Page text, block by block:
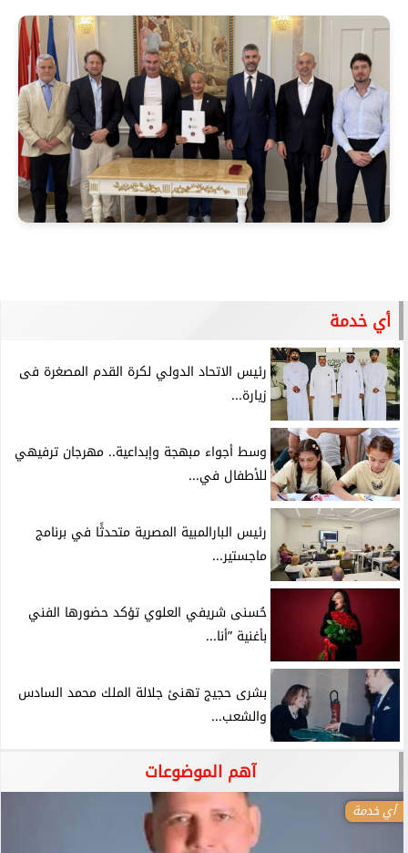
أي خدمة
رئيس الاتحاد الدولي لكرة القدم المصغرة فى
زيارة...
وسط أجواء مبهجة وإبداعية.. مهرجان ترفيهي
للأطفال في...
رئيس البارالمبية المصرية متحدثًا في برنامج
ماجستير...
حُسنى شريفي العلوي تؤكد حضورها الفني
بأغنية ”أنا...
بشرى حجيج تهنئ جلالة الملك محمد السادس
والشعب...
آهم الموضوعات
أي خدمة